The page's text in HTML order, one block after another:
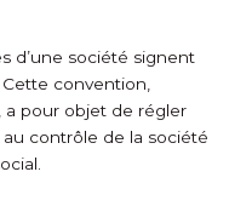
d’une société signent
Cette convention,
a pour objet de régler
contrôle de la société